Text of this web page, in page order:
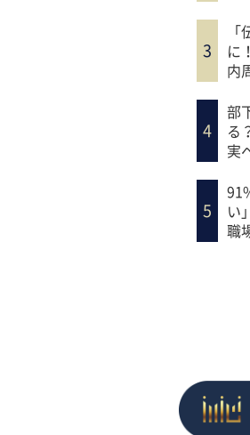
に
内
部
る
実
い
職